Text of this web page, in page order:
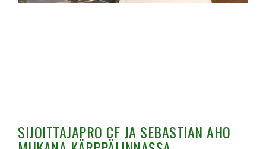
SIJOITTAJAPRO CF JA SEBASTIAN AHO